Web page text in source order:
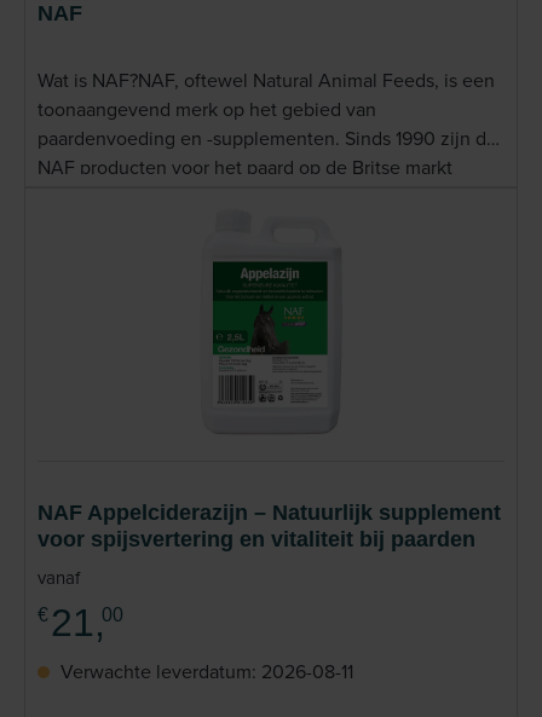
NAF
Wat is NAF?NAF, oftewel Natural Animal Feeds, is een
toonaangevend merk op het gebied van
paardenvoeding en -supplementen. Sinds 1990 zijn de
NAF producten voor het paard op de Britse markt
Nederlandse paardenprofessionals en dierenartsen.
NAF staat bekend om zijn innovatieve,
wetenschappelijk onderbouwde oplossingen die
paarden op een natuurlijke manier ondersteunen. De
producten worden wereldwijd aanbevolen door ruiters
NAF Appelciderazijn – Natuurlijk supplement
voor spijsvertering en vitaliteit bij paarden
vanaf
€ 21,00
Verwachte leverdatum: 2026-08-11